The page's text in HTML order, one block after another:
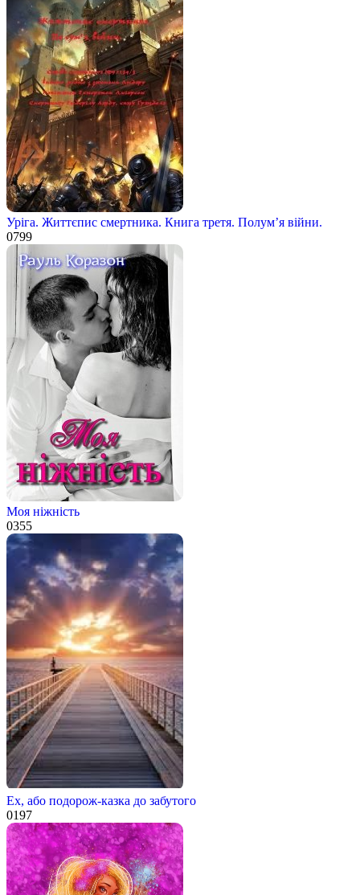
Уріга. Життєпис смертника. Книга третя. Полум’я війни.
0799
Моя ніжність
0355
Ех, або подорож-казка до забутого
0197